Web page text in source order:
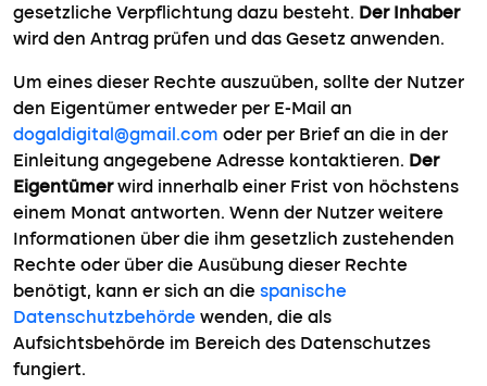
gesetzliche Verpflichtung dazu besteht. Der Inhaber
wird den Antrag prüfen und das Gesetz anwenden.
Um eines dieser Rechte auszuüben, sollte der Nutzer
den Eigentümer entweder per E-Mail an
dogaldigital@gmail.com oder per Brief an die in der
Einleitung angegebene Adresse kontaktieren. Der
Eigentümerwird innerhalb einer Frist von höchstens
einem Monat antworten. Wenn der Nutzer weitere
Informationen über die ihm gesetzlich zustehenden
Rechte oder über die Ausübung dieser Rechte
benötigt, kann er sich an die spanische
Datenschutzbehörde wenden, die als
Aufsichtsbehörde im Bereich des Datenschutzes
fungiert.